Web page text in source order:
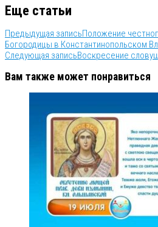
Еще статьи
Предыдущая записьПоложение
Богородицы в Константинопольском
Следующая записьВоскресение
Вам также может понравиться